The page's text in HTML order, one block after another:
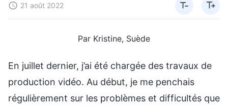
21 août 2022
Par Kristine, Suède
En juillet dernier, j’ai été chargée des travaux de
production vidéo. Au début, je me penchais
régulièrement sur les problèmes et difficultés que